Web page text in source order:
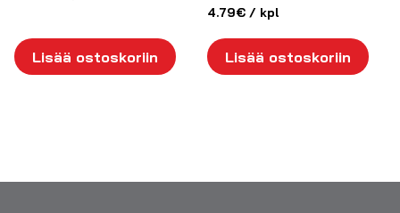
Lisää ostoskoriin
4.79€ / kpl
Lisää ostoskoriin